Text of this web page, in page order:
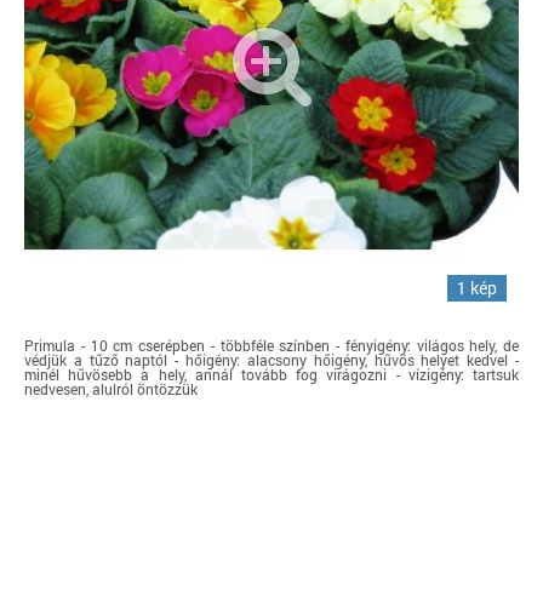
1 kép
Primula - 10 cm cserépben - többféle színben - fényigény: világos hely, de
védjük a tűző naptól - hőigény: alacsony hőigény, hűvös helyet kedvel -
minél hűvösebb a hely, annál tovább fog virágozni - vízigény: tartsuk
nedvesen, alulról öntözzük